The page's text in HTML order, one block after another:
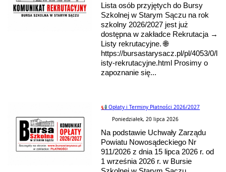
Lista osób przyjętych do Bursy
Szkolnej w Starym Sączu na rok
szkolny 2026/2027 jest już
dostępna w zakładce Rekrutacja →
Listy rekrutacyjne. 🌐
https://bursastarysacz.pl/pl/4053/0/l
isty-rekrutacyjne.html Prosimy o
zapoznanie się...
📢 Opłaty i Terminy Płatności 2026/2027
Poniedziałek, 20 lipca 2026
Na podstawie Uchwały Zarządu
Powiatu Nowosądeckiego Nr
911/2026 z dnia 15 lipca 2026 r. od
1 września 2026 r. w Bursie